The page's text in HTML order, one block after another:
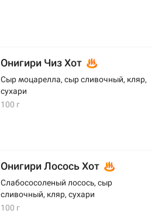
Онигири Чиз Хот
Сыр моцарелла, сыр сливочный, кляр,
сухари
100 г
Онигири Лосось Хот
Слабососоленый лосось, сыр
сливочный, кляр, сухари
100 г